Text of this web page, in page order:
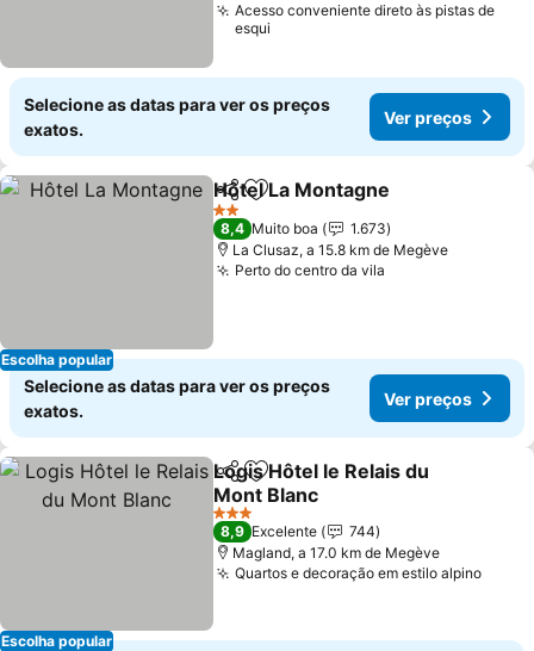
Acesso conveniente direto às pistas de
esqui
Selecione as datas para ver os preços
exatos.
Ver preços
Escolha popular
PartilharAdicionar aos favoritos
Hôtel La Montagne
2 Estrelas
8,4 Muito boa
1.673
La Clusaz, a 15.8 km de Megève
Perto do centro da vila
Selecione as datas para ver os preços
exatos.
Ver preços
Escolha popular
PartilharAdicionar aos favoritos
Logis Hôtel le Relais du
Mont Blanc
3 Estrelas
8,9 Excelente
744
Magland, a 17.0 km de Megève
Quartos e decoração em estilo alpino